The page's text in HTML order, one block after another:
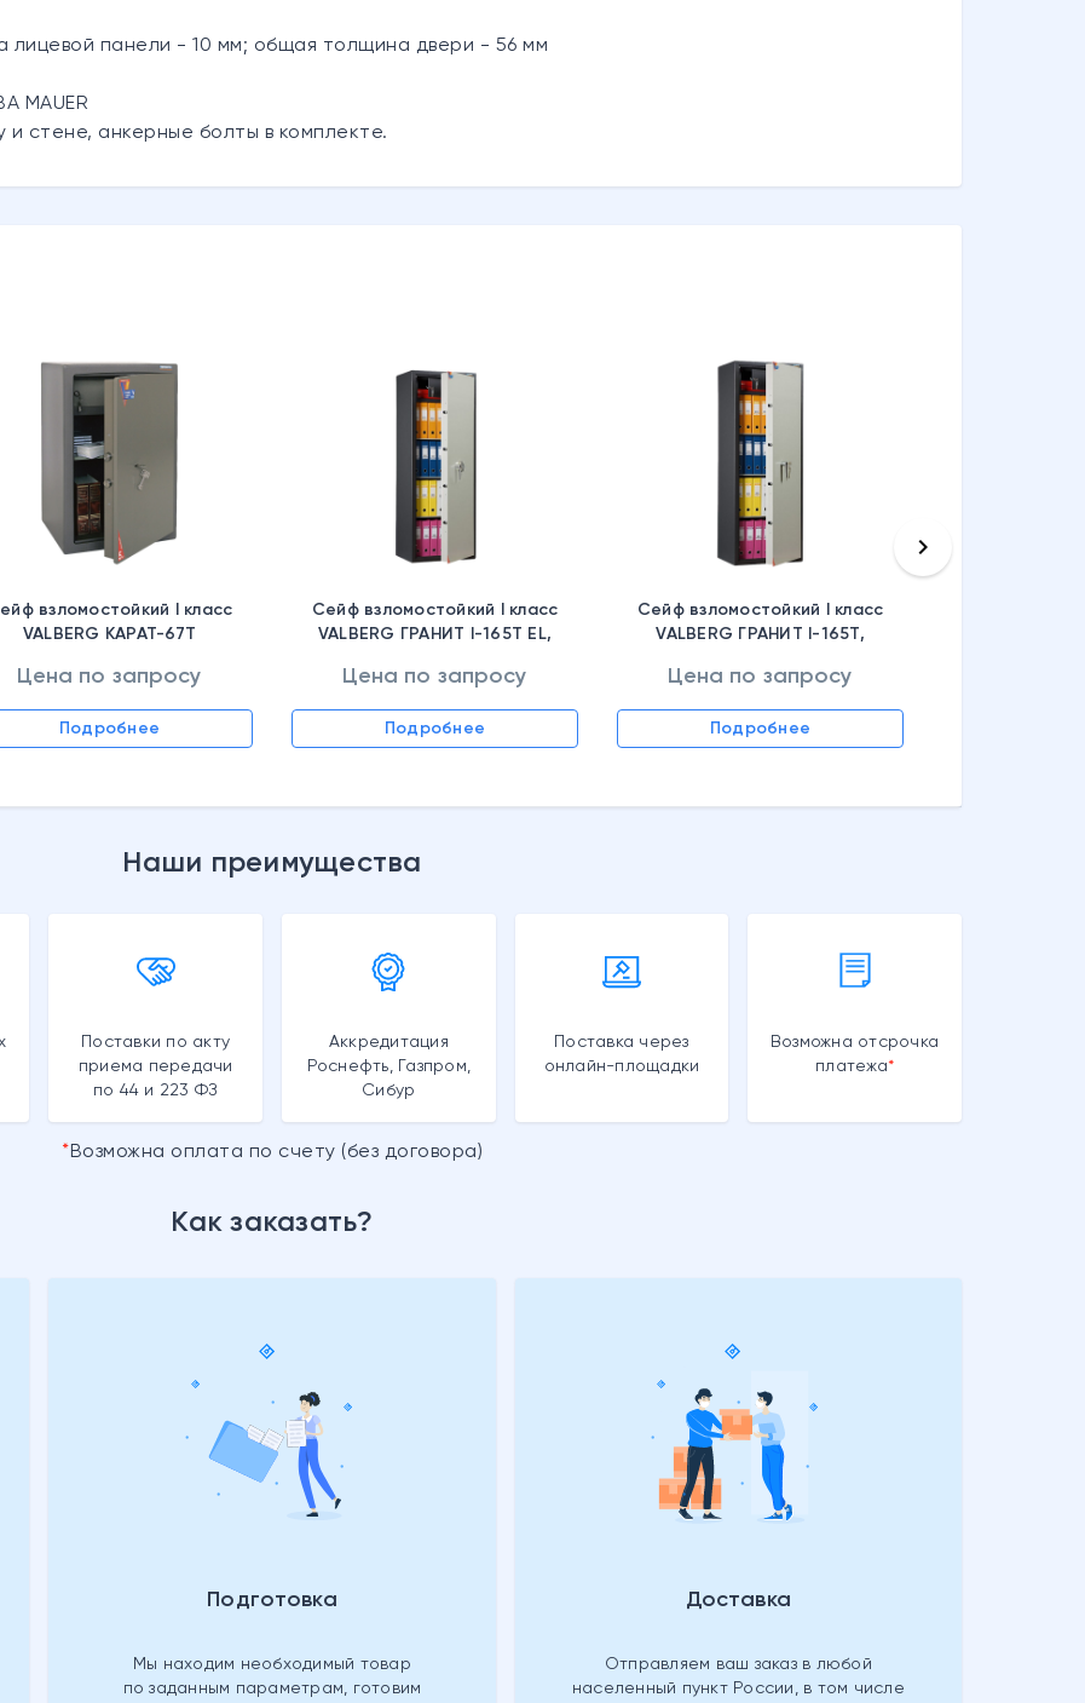
лицевой панели - 10 мм; общая толщина двери - 56 мм
MAUER
стене, анкерные болты в комплекте.
взломостойкий I класс
VALBERG КАРАТ-67T
Цена по запросу
Подробнее
Сейф взломостойкий I класс
VALBERG ГРАНИТ I-165T EL,
Цена по запросу
Подробнее
Сейф взломостойкий I класс
VALBERG ГРАНИТ I-165T,
Цена по запросу
Подробнее
keyboard_arrow_right
Наши преимущества
Поставки по акту
приема передачи
по 44 и 223 ФЗ
Аккредитация
Роснефть, Газпром,
Сибур
Поставка через
онлайн-площадки
Возможна отсрочка
платежа
Возможна оплата по счету (без договора)
Как заказать?
Подготовка
Мы находим необходимый товар
по заданным параметрам, готовим
Доставка
Отправляем ваш заказ в любой
населенный пункт России, в том числе